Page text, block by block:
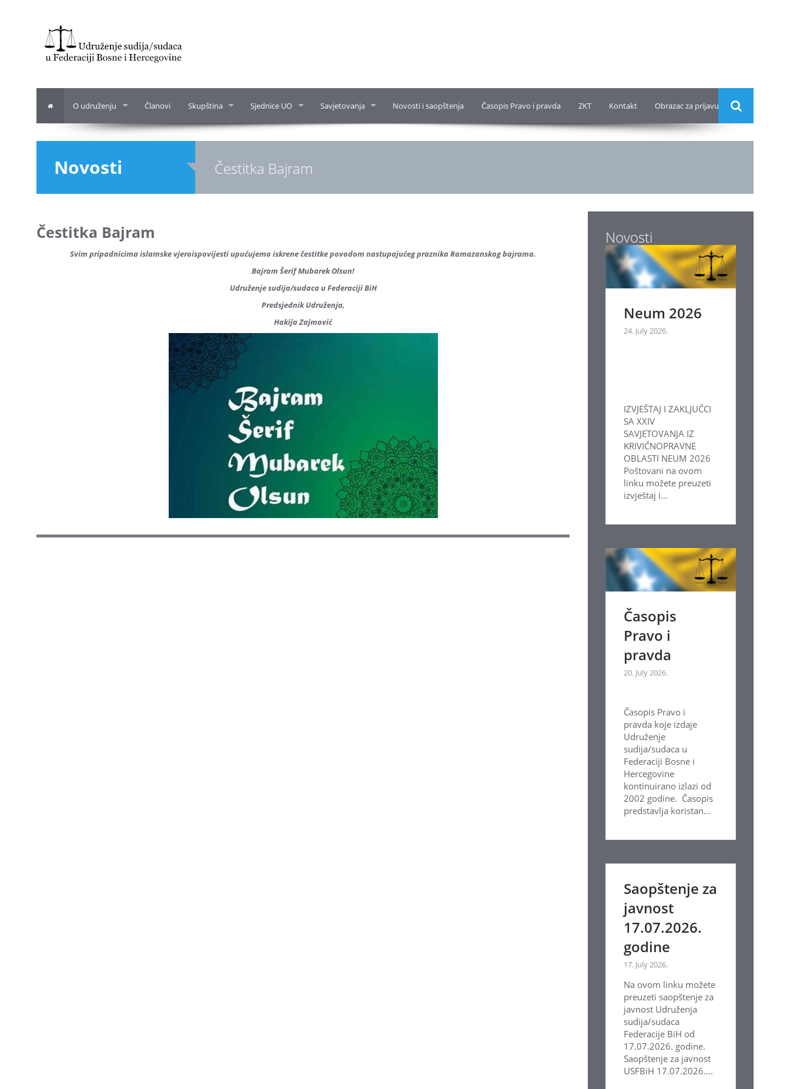
O udruženju Članovi Skupština Sjednice UO Savjetovanja Novosti i saopštenja Časopis Pravo i pravda ZKT Kontakt Obrazac za prijavu
Novosti Čestitka Bajram
Čestitka Bajram
Svim pripadnicima islamske vjeroispovijesti upućujemo iskrene čestitke povodom nastupajućeg praznika Ramazanskog bajrama.
Bajram Šerif Mubarek Olsun!
Udruženje sudija/sudaca u Federaciji BiH
Predsjednik Udruženja,
Hakija Zajmović
Novosti
Neum 2026
24. July 2026.
IZVJEŠTAJ I ZAKLJUČCI
SA XXIV
SAVJETOVANJA IZ
KRIVIČNOPRAVNE
OBLASTI NEUM 2026
Poštovani na ovom
linku možete preuzeti
izvještaj i...
Časopis
Pravo i
pravda
20. July 2026.
Časopis Pravo i
pravda koje izdaje
Udruženje
sudija/sudaca u
Federaciji Bosne i
Hercegovine
kontinuirano izlazi od
2002 godine. Časopis
predstavlja koristan...
Saopštenje za
javnost
17.07.2026.
godine
17. July 2026.
Na ovom linku možete
preuzeti saopštenje za
javnost Udruženja
sudija/sudaca
Federacije BiH od
17.07.2026. godine.
Saopštenje za javnost
USFBiH 17.07.2026....